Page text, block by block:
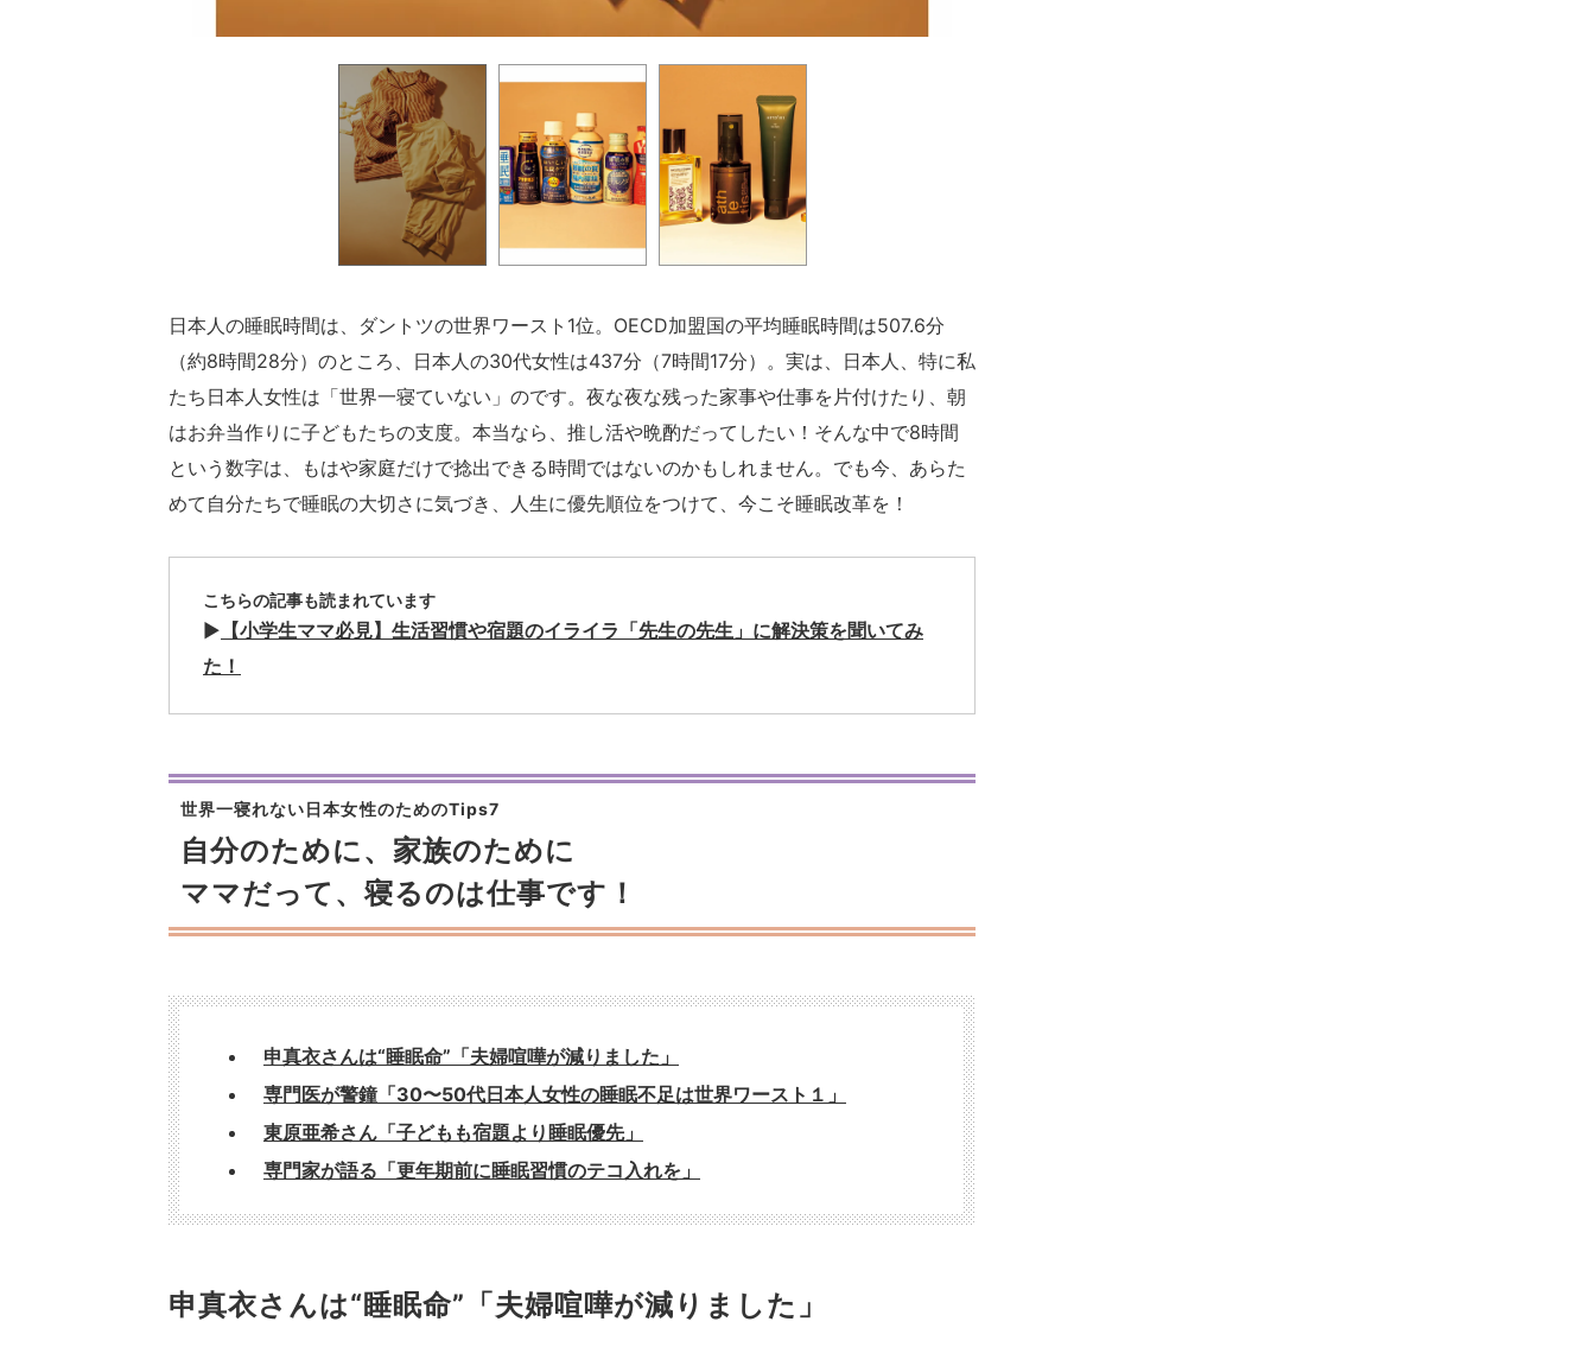
日本人の睡眠時間は、ダントツの世界ワースト1位。OECD加盟国の平均睡眠時間は507.6分
（約8時間28分）のところ、日本人の30代女性は437分（7時間17分）。実は、日本人、特に私
たち日本人女性は「世界一寝ていない」のです。夜な夜な残った家事や仕事を片付けたり、朝
はお弁当作りに子どもたちの支度。本当なら、推し活や晩酌だってしたい！そんな中で8時間
という数字は、もはや家庭だけで捻出できる時間ではないのかもしれません。でも今、あらた
めて自分たちで睡眠の大切さに気づき、人生に優先順位をつけて、今こそ睡眠改革を！
こちらの記事も読まれています
▶ 【小学生ママ必見】生活習慣や宿題のイライラ「先生の先生」に解決策を聞いてみ
た！
世界一寝れない日本女性のためのTips7
自分のために、家族のために
ママだって、寝るのは仕事です！
申真衣さんは“睡眠命”「夫婦喧嘩が減りました」
専門医が警鐘「30〜50代日本人女性の睡眠不足は世界ワースト１」
東原亜希さん「子どもも宿題より睡眠優先」
専門家が語る「更年期前に睡眠習慣のテコ入れを」
申真衣さんは“睡眠命”「夫婦喧嘩が減りました」